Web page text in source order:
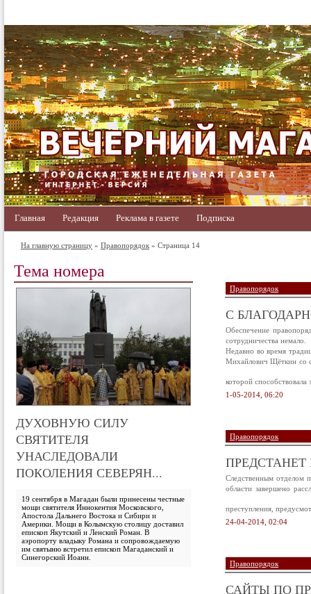
Главная Редакция Реклама в газете Подписка
На главную страницу » Правопорядок » Страница 14
Тема номера
ДУХОВНУЮ СИЛУ
СВЯТИТЕЛЯ
УНАСЛЕДОВАЛИ
ПОКОЛЕНИЯ СЕВЕРЯН...
19 сентября в Магадан были принесены честные
мощи святителя Иннокентия Московского,
Апостола Дальнего Востока и Сибири и
Америки. Мощи в Колымскую столицу доставил
епископ Якутский и Ленский Роман. В
аэропорту владыку Романа и сопровождаемую
им святыню встретил епископ Магаданский и
Синегорский Иоанн.
Правопорядок
С
Обеспечение
сотрудничества немало.
Недавно во время
Михайлович Щёткин со
которой
1-05-2014, 06:20
Правопорядок
Следственным отделом
области завершено
преступления,
24-04-2014, 02:04
Правопорядок
САЙТЫ ПО